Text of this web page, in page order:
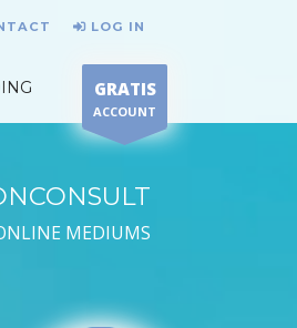
LOG IN
GRATIS
ACCOUNT
MEDIUMS